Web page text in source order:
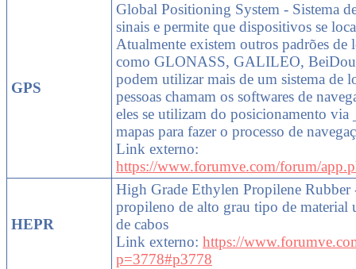
GPS
Global Positioning System - Sistema
sinais e permite que dispositivos se
Atualmente existem outros padrões de
como GLONASS, GALILEO,
podem utilizar mais de um sistema de
pessoas chamam os softwares de
eles se utilizam do posicionamento via
mapas para fazer o processo de
Link externo:
https://www.forumve.com/forum/
HEPR
High Grade Ethylen Propilene Rubber
propileno de alto grau tipo de material
de cabos
Link externo: https://
p=3778#p3778